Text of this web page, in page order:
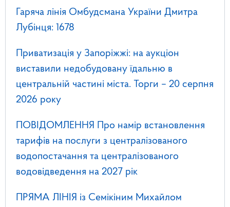
Гаряча лінія Омбудсмана України Дмитра
Лубінця: 1678
Приватизація у Запоріжжі: на аукціон
виставили недобудовану їдальню в
центральній частині міста. Торги – 20 серпня
2026 року
ПОВІДОМЛЕННЯ Про намір встановлення
тарифів на послуги з централізованого
водопостачання та централізованого
водовідведення на 2027 рік
ПРЯМА ЛІНІЯ із Семікіним Михайлом